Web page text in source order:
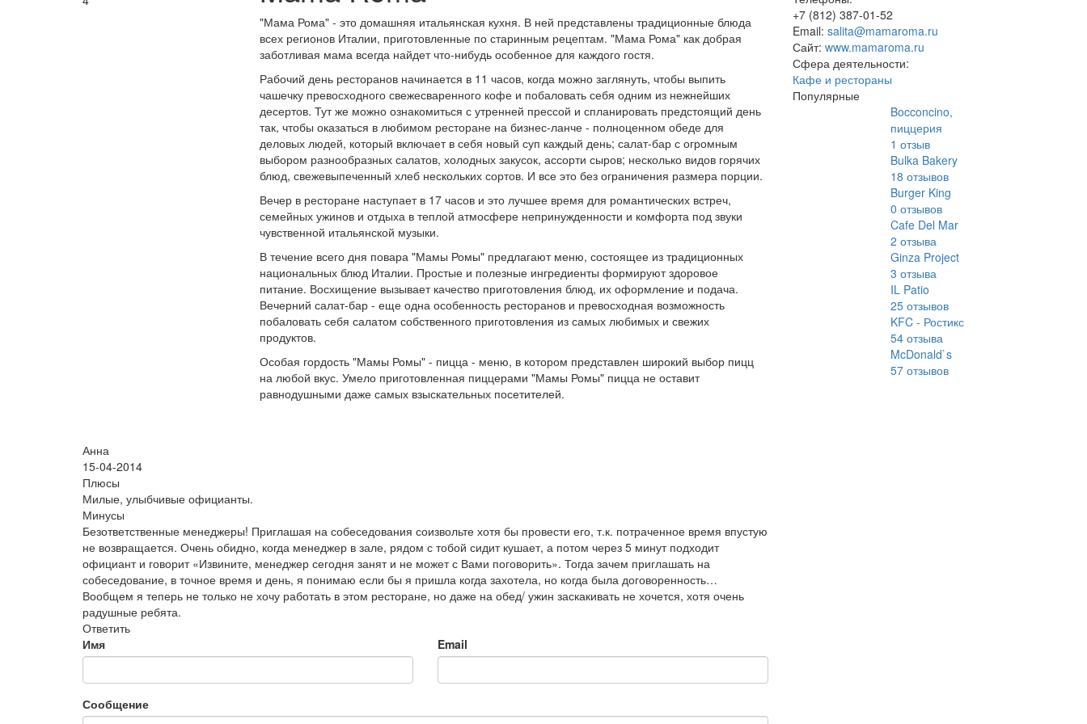
"Мама Рома" - это домашняя итальянская кухня. В ней представлены традиционные блюда
всех регионов Италии, приготовленные по старинным рецептам. "Мама Рома" как добрая
заботливая мама всегда найдет что-нибудь особенное для каждого гостя.
Рабочий день ресторанов начинается в 11 часов, когда можно заглянуть, чтобы выпить
чашечку превосходного свежесваренного кофе и побаловать себя одним из нежнейших
десертов. Тут же можно ознакомиться с утренней прессой и спланировать предстоящий день
так, чтобы оказаться в любимом ресторане на бизнес-ланче - полноценном обеде для
деловых людей, который включает в себя новый суп каждый день; салат-бар с огромным
выбором разнообразных салатов, холодных закусок, ассорти сыров; несколько видов горячих
блюд, свежевыпеченный хлеб нескольких сортов. И все это без ограничения размера порции.
Вечер в ресторане наступает в 17 часов и это лучшее время для романтических встреч,
семейных ужинов и отдыха в теплой атмосфере непринужденности и комфорта под звуки
чувственной итальянской музыки.
В течение всего дня повара "Мамы Ромы" предлагают меню, состоящее из традиционных
национальных блюд Италии. Простые и полезные ингредиенты формируют здоровое
питание. Восхищение вызывает качество приготовления блюд, их оформление и подача.
Вечерний салат-бар - еще одна особенность ресторанов и превосходная возможность
побаловать себя салатом собственного приготовления из самых любимых и свежих
продуктов.
Особая гордость "Мамы Ромы" - пицца - меню, в котором представлен широкий выбор пицц
на любой вкус. Умело приготовленная пиццерами "Мамы Ромы" пицца не оставит
равнодушными даже самых взыскательных посетителей.
Анна
15-04-2014
Плюсы
Милые, улыбчивые официанты.
Минусы
Безответственные менеджеры! Приглашая на собеседования соизвольте хотя бы провести его, т.к. потраченное время впустую
не возвращается. Очень обидно, когда менеджер в зале, рядом с тобой сидит кушает, а потом через 5 минут подходит
официант и говорит «Извините, менеджер сегодня занят и не может с Вами поговорить». Тогда зачем приглашать на
собеседование, в точное время и день, я понимаю если бы я пришла когда захотела, но когда была договоренность…
Вообщем я теперь не только не хочу работать в этом ресторане, но даже на обед/ ужин заскакивать не хочется, хотя очень
радушные ребята.
Ответить
Имя
Email
Сообщение
+7 (812) 387-01-52
Email: salita@mamaroma.ru
Сайт: www.mamaroma.ru
Сфера деятельности:
Кафе и рестораны
Популярные
Bocconcino,
пиццерия
1 отзыв
Bulka Bakery
18 отзывов
Burger King
0 отзывов
Cafe Del Mar
2 отзыва
Ginza Project
3 отзыва
IL Patio
25 отзывов
KFC - Ростикс
54 отзыва
McDonald`s
57 отзывов